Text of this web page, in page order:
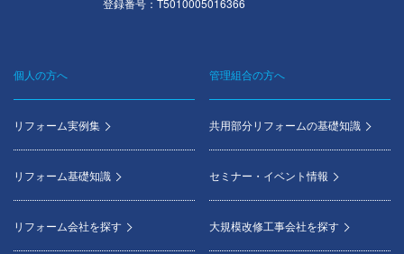
Footer
menu
個人の方へ
リフォーム実例集
リフォーム基礎知識
リフォーム会社を探す
管理組合の方へ
共用部分リフォームの基礎知識
セミナー・イベント情報
大規模改修工事会社を探す